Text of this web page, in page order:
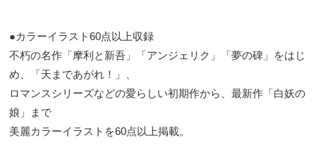
●カラーイラスト60点以上収録
不朽の名作「摩利と新吾」「アンジェリク」「夢の碑」をはじ
め、「天まであがれ！」、
ロマンスシリーズなどの愛らしい初期作から、最新作「白妖の
娘」まで
美麗カラーイラストを60点以上掲載。